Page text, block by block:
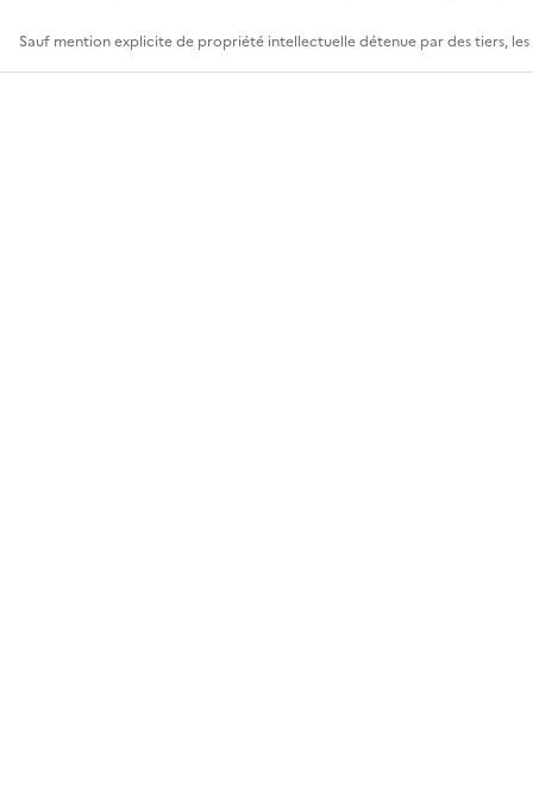
Sauf mention explicite de propriété intellectuelle détenue par des tiers,